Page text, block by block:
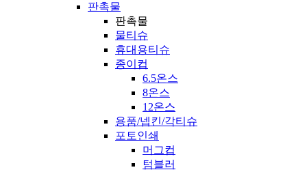
판촉물
판촉물
물티슈
휴대용티슈
종이컵
6.5온스
8온스
12온스
용품/넵킨/각티슈
포토인쇄
머그컵
텀블러